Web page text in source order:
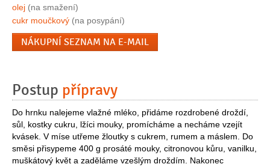
olej (na smažení)
cukr moučkový (na posypání)
NÁKUPNÍ SEZNAM NA E-MAIL
Postup přípravy
Do hrnku nalejeme vlažné mléko, přidáme rozdrobené droždí,
sůl, kostky cukru, lžíci mouky, promícháme a necháme vzejít
kvásek. V míse utřeme žloutky s cukrem, rumem a máslem. Do
směsi přisypeme 400 g prosáté mouky, citronovou kůru, vanilku,
muškátový květ a zaděláme vzešlým droždím. Nakonec